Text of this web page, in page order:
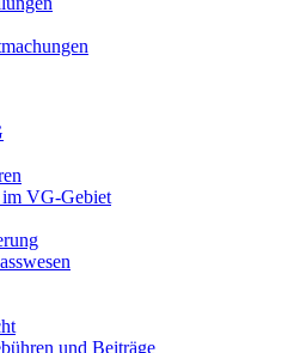
im VG-Gebiet
und Beiträge